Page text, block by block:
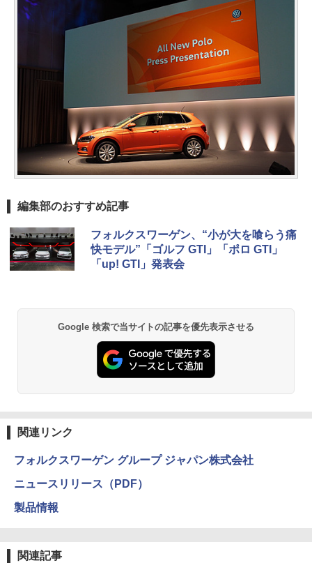
編集部のおすすめ記事
フォルクスワーゲン、“小が大を喰らう痛
快モデル”「ゴルフ GTI」「ポロ GTI」
「up! GTI」発表会
Google 検索で当サイトの記事を優先表示させる
関連リンク
フォルクスワーゲン グループ ジャパン株式会社
ニュースリリース（PDF）
製品情報
関連記事